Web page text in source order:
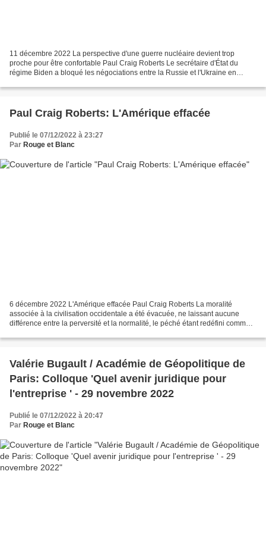
11 décembre 2022 La perspective d'une guerre nucléaire devient trop
proche pour être confortable Paul Craig Roberts Le secrétaire d'État du
régime Biden a bloqué les négociations entre la Russie et l'Ukraine en
Paul Craig Roberts: L'Amérique effacée
Publié le 07/12/2022 à 23:27
Par Rouge et Blanc
6 décembre 2022 L'Amérique effacée Paul Craig Roberts La moralité
associée à la civilisation occidentale a été évacuée, ne laissant aucune
différence entre la perversité et la normalité, le péché étant redéfini comme
Valérie Bugault / Académie de Géopolitique de
Paris: Colloque 'Quel avenir juridique pour
l'entreprise ' - 29 novembre 2022
Publié le 07/12/2022 à 20:47
Par Rouge et Blanc